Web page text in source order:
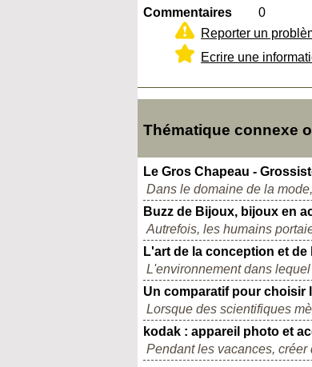
Commentaires
0
Reporter un
Ecrire une
Thématique connexe
Le Gros Chapeau -
Dans le domaine de la
Buzz de Bijoux, bijoux en
Autrefois, les humains
L'art de la conception et
L'environnement dans
Un comparatif pour choisir
Lorsque des scientifiques
kodak : appareil photo et
Pendant les vacances,